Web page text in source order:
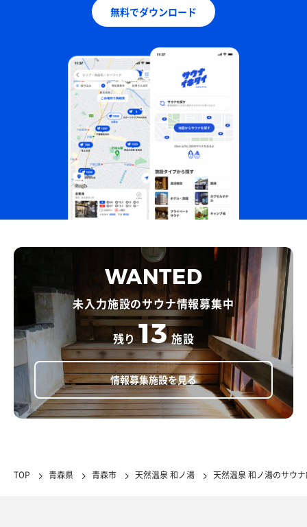
無料でダウンロード
WANTED
未入力施設のサウナ情報募集中
残り 13 施設
情報募集施設を見る
TOP 青森県 青森市 天然温泉 和ノ湯 天然温泉 和ノ湯のサウ